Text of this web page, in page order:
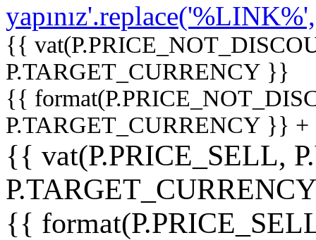
{{
P.TARGET_CURRENCY }}
{{
P.TARGET_CURRENCY }}
{{ vat(P.PRICE_SELL,
{{